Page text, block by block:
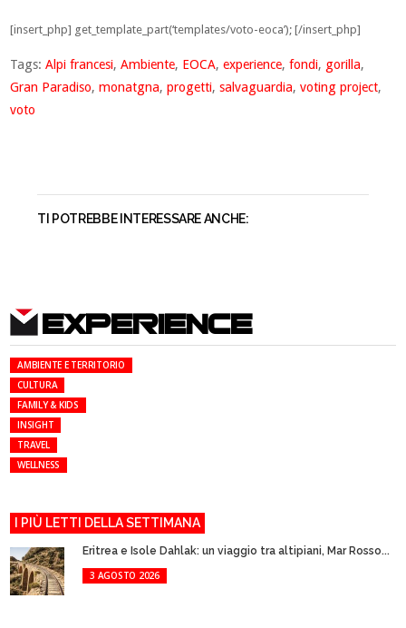
[insert_php] get_template_part(‘templates/voto-eoca’); [/insert_php]
Tags:Alpi francesi,Ambiente, EOCA,experience,fondi, gorilla,
Gran Paradiso,monatgna,progetti,salvaguardia,voting project,
voto
TI POTREBBE INTERESSARE ANCHE:
EXPERIENCE
AMBIENTE E TERRITORIO
CULTURA
FAMILY & KIDS
INSIGHT
TRAVEL
WELLNESS
I PIÙ LETTI DELLA SETTIMANA
Eritrea e Isole Dahlak: un viaggio tra altipiani, Mar Rosso...
3 AGOSTO 2026